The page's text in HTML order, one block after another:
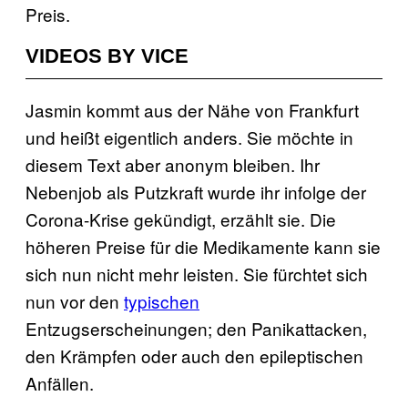
Preis.
VIDEOS BY VICE
Jasmin kommt aus der Nähe von Frankfurt
und heißt eigentlich anders. Sie möchte in
diesem Text aber anonym bleiben. Ihr
Nebenjob als Putzkraft wurde ihr infolge der
Corona-Krise gekündigt, erzählt sie. Die
höheren Preise für die Medikamente kann sie
sich nun nicht mehr leisten. Sie fürchtet sich
nun vor den typischen
Entzugserscheinungen; den Panikattacken,
den Krämpfen oder auch den epileptischen
Anfällen.